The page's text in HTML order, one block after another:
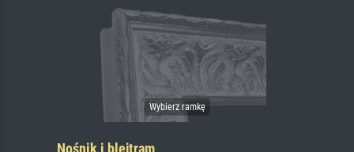
Nośnik i blejtram